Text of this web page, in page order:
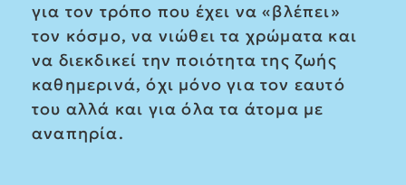
για τον τρόπο που έχει να «βλέπει»
τον κόσμο, να νιώθει τα χρώματα και
να διεκδικεί την ποιότητα της ζωής
καθημερινά, όχι μόνο για τον εαυτό
του αλλά και για όλα τα άτομα με
αναπηρία.